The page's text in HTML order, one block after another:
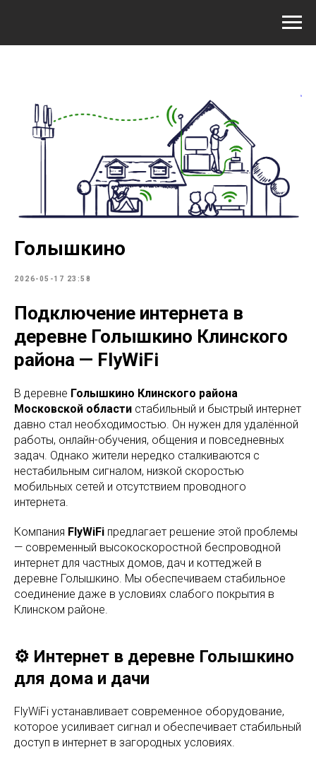
Голышкино
2026-05-17 23:58
Подключение интернета в
деревне Голышкино Клинского
района — FlyWiFi
В деревне Голышкино Клинского района
Московской области стабильный и быстрый интернет
давно стал необходимостью. Он нужен для удалённой
работы, онлайн-обучения, общения и повседневных
задач. Однако жители нередко сталкиваются с
нестабильным сигналом, низкой скоростью
мобильных сетей и отсутствием проводного
интернета.
Компания FlyWiFi предлагает решение этой проблемы
— современный высокоскоростной беспроводной
интернет для частных домов, дач и коттеджей в
деревне Голышкино. Мы обеспечиваем стабильное
соединение даже в условиях слабого покрытия в
Клинском районе.
⚙️ Интернет в деревне Голышкино
для дома и дачи
FlyWiFi устанавливает современное оборудование,
которое усиливает сигнал и обеспечивает стабильный
доступ в интернет в загородных условиях.